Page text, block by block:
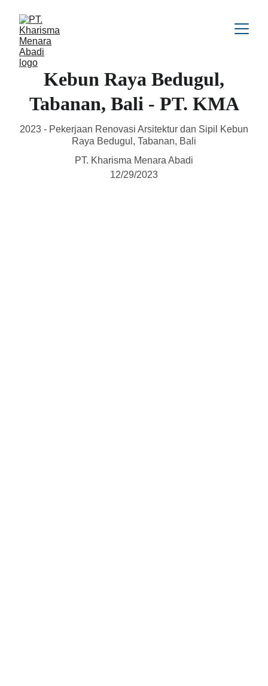
Kebun Raya Bedugul,
Tabanan, Bali - PT. KMA
2023 - Pekerjaan Renovasi Arsitektur dan Sipil Kebun
Raya Bedugul, Tabanan, Bali
PT. Kharisma Menara Abadi
12/29/2023